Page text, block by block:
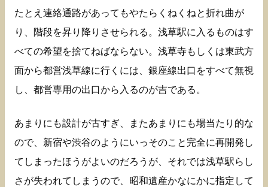
たとえ連絡通路があってもやたらくねくねと折れ曲が
り、階段を昇り降りさせられる。浅草駅に入るものはす
べての希望を捨てねばならない。浅草寺もしくは東武方
面から都営浅草線に行くには、銀座線出口をすべて無視
し、都営専用の出口から入るのが吉である。
あまりにも設計が古すぎ、またあまりにも場当たり的な
ので、新宿や渋谷のようにいっそのこと完全に再開発し
てしまったほうがよいのだろうが、それでは浅草駅らし
さが失われてしまうので、昭和遺産かなにかに指定して